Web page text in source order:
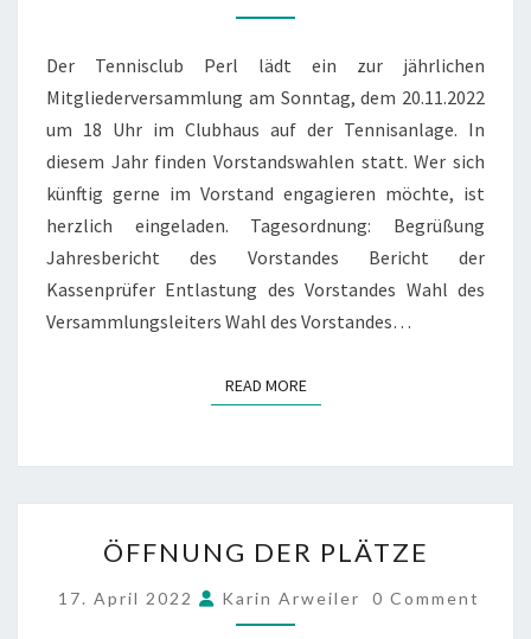
Der Tennisclub Perl lädt ein zur jährlichen
Mitgliederversammlung am Sonntag, dem 20.11.2022
um 18 Uhr im Clubhaus auf der Tennisanlage. In
diesem Jahr finden Vorstandswahlen statt. Wer sich
künftig gerne im Vorstand engagieren möchte, ist
herzlich eingeladen. Tagesordnung: Begrüßung
Jahresbericht des Vorstandes Bericht der
Kassenprüfer Entlastung des Vorstandes Wahl des
Versammlungsleiters Wahl des Vorstandes…
READ MOREREAD MORE
DER
PLÄTZE
ÖFFNUNG DER PLÄTZE
17. April 2022 Karin Arweiler COMMENTS
0 Comment